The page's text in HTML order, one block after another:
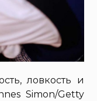
ловкость и
Simon/Getty